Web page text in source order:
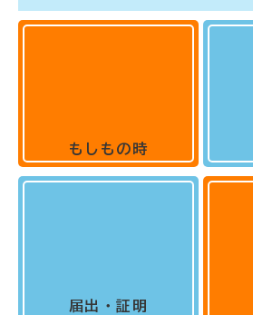
もしもの時
届出・証明